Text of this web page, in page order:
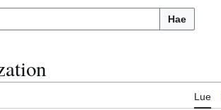
Hae
Lue